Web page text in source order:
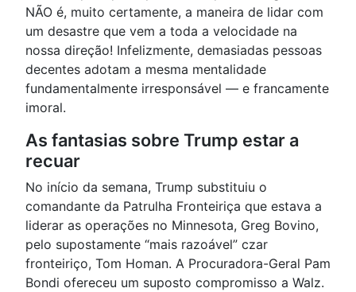
NÃO é, muito certamente, a maneira de lidar com
um desastre que vem a toda a velocidade na
nossa direção! Infelizmente, demasiadas pessoas
decentes adotam a mesma mentalidade
fundamentalmente irresponsável — e francamente
imoral.
As fantasias sobre Trump estar a
recuar
No início da semana, Trump substituiu o
comandante da Patrulha Fronteiriça que estava a
liderar as operações no Minnesota, Greg Bovino,
pelo supostamente “mais razoável” czar
fronteiriço, Tom Homan. A Procuradora-Geral Pam
Bondi ofereceu um suposto compromisso a Walz.